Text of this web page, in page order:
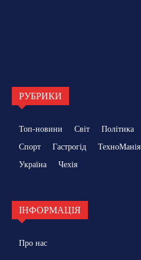
РУБРИКИ
Топ-новини Світ Політика
Спорт
Гастрогід ТехноМанія
Україна
Чехія
ІНФОРМАЦІЯ
Про нас